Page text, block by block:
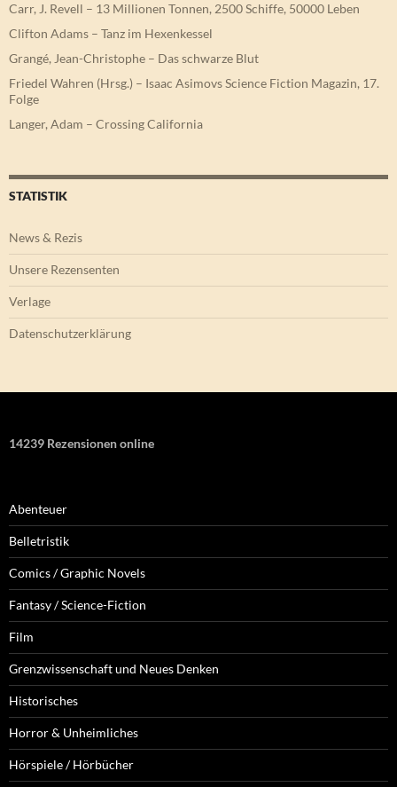
Carr, J. Revell – 13 Millionen Tonnen, 2500 Schiffe, 50000 Leben
Clifton Adams – Tanz im Hexenkessel
Grangé, Jean-Christophe – Das schwarze Blut
Friedel Wahren (Hrsg.) – Isaac Asimovs Science Fiction Magazin, 17.
Folge
Langer, Adam – Crossing California
STATISTIK
News & Rezis
Unsere Rezensenten
Verlage
Datenschutzerklärung
14239 Rezensionen online
Abenteuer
Belletristik
Comics / Graphic Novels
Fantasy / Science-Fiction
Film
Grenzwissenschaft und Neues Denken
Historisches
Horror & Unheimliches
Hörspiele / Hörbücher